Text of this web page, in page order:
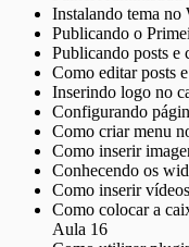
Instalando tema no
Publicando o
Publicando posts e
Como editar posts
Inserindo logo no
Configurando
Como criar menu
Como inserir
Conhecendo os
Como inserir
Como colocar a
Aula 16